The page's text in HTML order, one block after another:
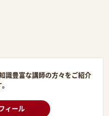
識豊富な講師の方々をご紹介
ィール